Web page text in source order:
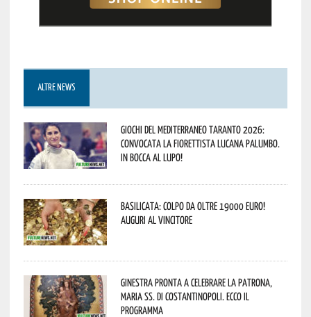
ALTRE NEWS
Giochi del Mediterraneo Taranto 2026:
convocata la fiorettista lucana Palumbo.
In bocca al lupo!
Basilicata: colpo da oltre 19000 Euro!
Auguri al vincitore
Ginestra pronta a celebrare la Patrona,
Maria SS. di Costantinopoli. Ecco il
programma